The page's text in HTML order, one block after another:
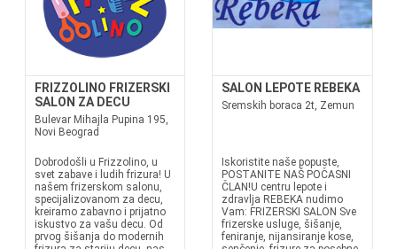
FRIZZOLINO FRIZERSKI
SALON ZA DECU
Bulevar Mihajla Pupina 195,
Novi Beograd
Dobrodošli u Frizzolino, u
svet zabave i ludih frizura! U
našem frizerskom salonu,
specijalizovanom za decu,
kreiramo zabavno i prijatno
iskustvo za vašu decu. Od
prvog šišanja do modernih
SALON LEPOTE REBEKA
Sremskih boraca 2t, Zemun
Iskoristite naše popuste,
POSTANITE NAŠ POČASNI
ČLAN!U centru lepote i
zdravlja REBEKA nudimo
Vam: FRIZERSKI SALON Sve
frizerske usluge, šišanje,
feniranje, nijansiranje kose,